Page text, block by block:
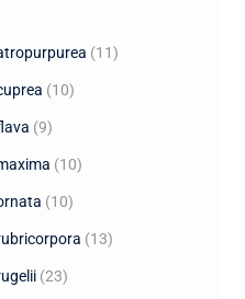
(11)
(10)
(9)
(10)
(10)
(13)
(23)